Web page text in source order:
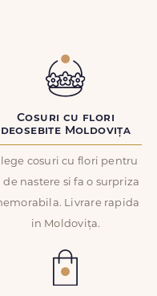
Cosuri cu flori
deosebite Moldovița
cosuri cu flori pentru
de nastere si fa o surpriza
Livrare rapida
in Moldovița.